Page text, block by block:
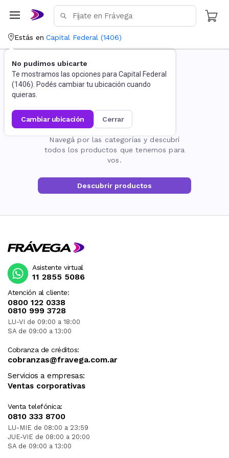
Estás en Capital Federal (1406)
No pudimos ubicarte
Te mostramos las opciones para Capital Federal
(1406). Podés cambiar tu ubicación cuando
quieras.
cambiar ubicación cerrar
La página no existe
Navegá por las categorías y descubrí
todos los productos que tenemos para
vos.
Descubrir productos
Atención al cliente:
0800 122 0338
0810 999 3728
LU-VI de 09:00 a 18:00
SA de 09:00 a 13:00
Cobranza de créditos:
cobranzas@fravega.com.ar
Servicios a empresas:
Ventas corporativas
Venta telefónica:
0810 333 8700
LU-MIE de 08:00 a 23:59
JUE-VIE de 08:00 a 20:00
SA de 09:00 a 13:00
Asistente virtual
11 2855 5086